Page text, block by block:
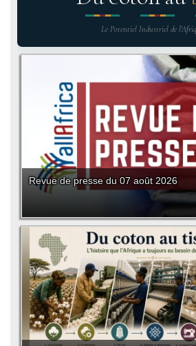
Le Potentiel Industriel de
Revue de presse du 07 août 2026